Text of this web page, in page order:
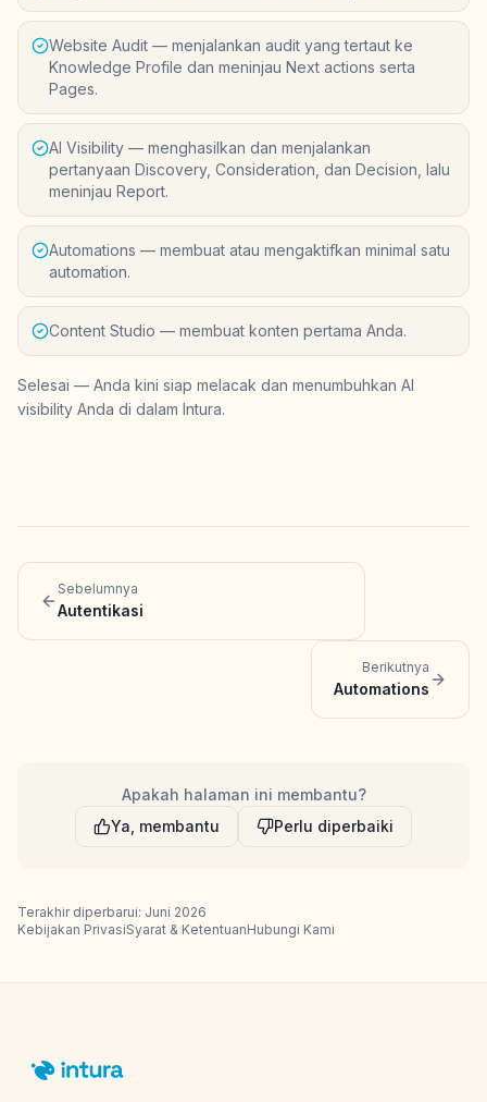
Website Audit — menjalankan audit yang tertaut ke
Knowledge Profile dan meninjau Next actions serta
Pages.
AI Visibility — menghasilkan dan menjalankan
pertanyaan Discovery, Consideration, dan Decision, lalu
meninjau Report.
Automations — membuat atau mengaktifkan minimal satu
automation.
Content Studio — membuat konten pertama Anda.
Selesai — Anda kini siap melacak dan menumbuhkan AI
visibility Anda di dalam Intura.
Sebelumnya
Autentikasi
Berikutnya
Automations
Apakah halaman ini membantu?
Ya, membantu
Perlu diperbaiki
Terakhir diperbarui: Juni 2026
Kebijakan PrivasiSyarat & KetentuanHubungi Kami